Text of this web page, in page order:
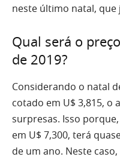
neste último natal, que
Qual será o
de 2019?
Considerando o natal
cotado em U$ 3,815, o
surpresas. Isso
em U$ 7,300, terá
de um ano. Neste